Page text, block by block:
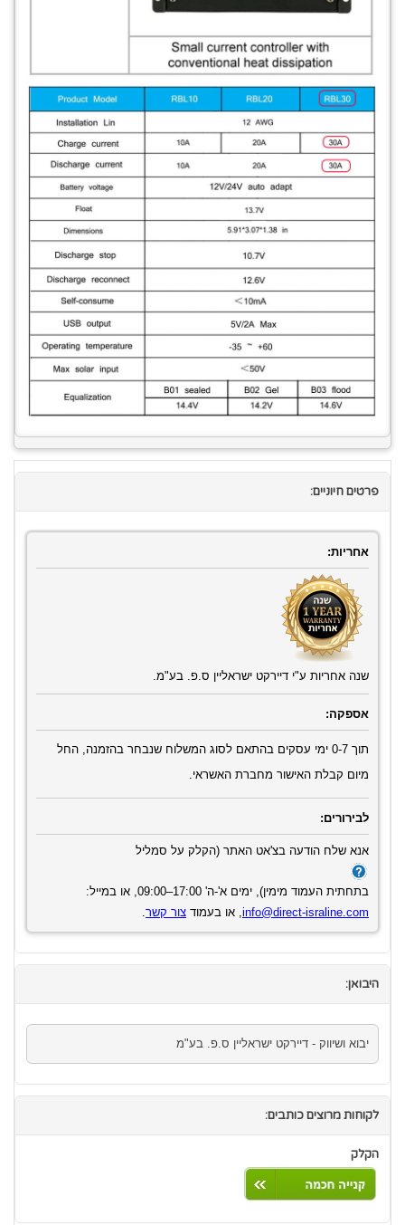
פרטים חיוניים:
אחריות:
שנה אחריות ע"י דיירקט ישראליין ס.פ. בע"מ.
אספקה:
תוך 0-7 ימי עסקים בהתאם לסוג המשלוח שנבחר בהזמנה, החל
מיום קבלת האישור מחברת האשראי.
לבירורים:
אנא שלח הודעה בצ'אט האתר (הקלק על סמליל
בתחתית העמוד מימין), ימים א'-ה' 17:00–09:00, או במייל:
info@direct-israline.com , או בעמוד צור קשר
היבואן:
יבוא ושיווק - דיירקט ישראליין ס.פ. בע"מ
לקוחות מרוצים כותבים:
הקלק